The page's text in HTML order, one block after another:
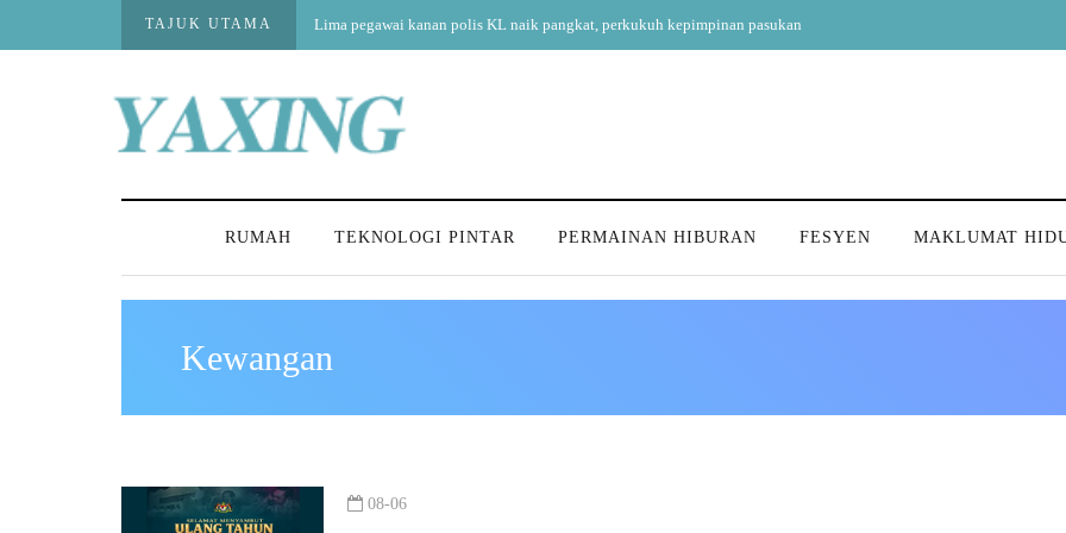
TAJUK UTAMA Lima pegawai kanan polis KL naik pangkat, perkukuh kepimpinan pasukan
RUMAH TEKNOLOGI PINTAR PERMAINAN HIBURAN FESYEN MAKLUMAT
Kewangan
08-06